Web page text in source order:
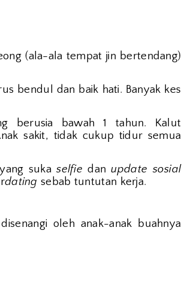
(ala-ala tempat jin bertendang)
bendul dan baik hati. Banyak kes
berusia bawah 1 tahun. Kalut
sakit, tidak cukup tidur semua
sukaselfie danupdate sosial
dating sebab tuntutan kerja.
oleh anak-anak buahnya